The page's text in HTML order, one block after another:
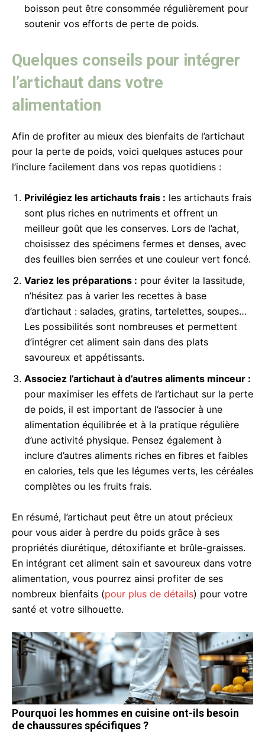
boisson peut être consommée régulièrement pour
soutenir vos efforts de perte de poids.
Quelques conseils pour intégrer
l’artichaut dans votre
alimentation
Afin de profiter au mieux des bienfaits de l’artichaut
pour la perte de poids, voici quelques astuces pour
l’inclure facilement dans vos repas quotidiens :
Privilégiez les artichauts frais : les artichauts frais
sont plus riches en nutriments et offrent un
meilleur goût que les conserves. Lors de l’achat,
choisissez des spécimens fermes et denses, avec
des feuilles bien serrées et une couleur vert foncé.
Variez les préparations : pour éviter la lassitude,
n’hésitez pas à varier les recettes à base
d’artichaut : salades, gratins, tartelettes, soupes…
Les possibilités sont nombreuses et permettent
d’intégrer cet aliment sain dans des plats
savoureux et appétissants.
Associez l’artichaut à d’autres aliments minceur :
pour maximiser les effets de l’artichaut sur la perte
de poids, il est important de l’associer à une
alimentation équilibrée et à la pratique régulière
d’une activité physique. Pensez également à
inclure d’autres aliments riches en fibres et faibles
en calories, tels que les légumes verts, les céréales
complètes ou les fruits frais.
En résumé, l’artichaut peut être un atout précieux
pour vous aider à perdre du poids grâce à ses
propriétés diurétique, détoxifiante et brûle-graisses.
En intégrant cet aliment sain et savoureux dans votre
alimentation, vous pourrez ainsi profiter de ses
nombreux bienfaits (pour plus de détails) pour votre
santé et votre silhouette.
Pourquoi les hommes en cuisine ont-ils besoin
de chaussures spécifiques ?